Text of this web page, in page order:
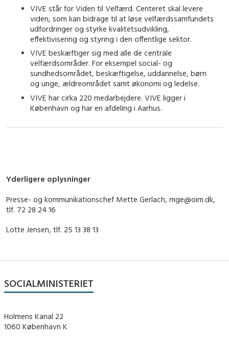
VIVE står for Viden til Velfærd. Centeret skal levere
viden, som kan bidrage til at løse velfærdssamfundets
udfordringer og styrke kvalitetsudvikling,
effektivisering og styring i den offentlige sektor.
VIVE beskæftiger sig med alle de centrale
velfærdsområder. For eksempel social- og
sundhedsområdet, beskæftigelse, uddannelse, børn
og unge, ældreområdet samt økonomi og ledelse.
VIVE har cirka 220 medarbejdere. VIVE ligger i
København og har en afdeling i Aarhus.
Yderligere oplysninger
Presse- og kommunikationschef Mette Gerlach, mge@oim.dk,
tlf. 72 28 24 16
Lotte Jensen, tlf. 25 13 38 13
SOCIALMINISTERIET
Holmens Kanal 22
1060 København K